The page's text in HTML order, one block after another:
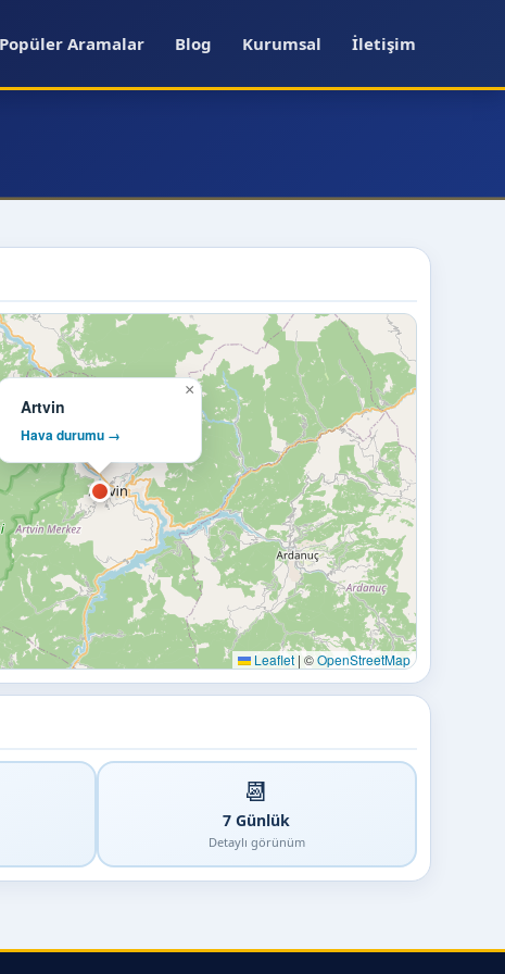
Popüler Aramalar Blog Kurumsal İletişim
Artvin
Hava durumu →
×
Leaflet | ©OpenStreetMap
📆
7 Günlük
Detaylı görünüm